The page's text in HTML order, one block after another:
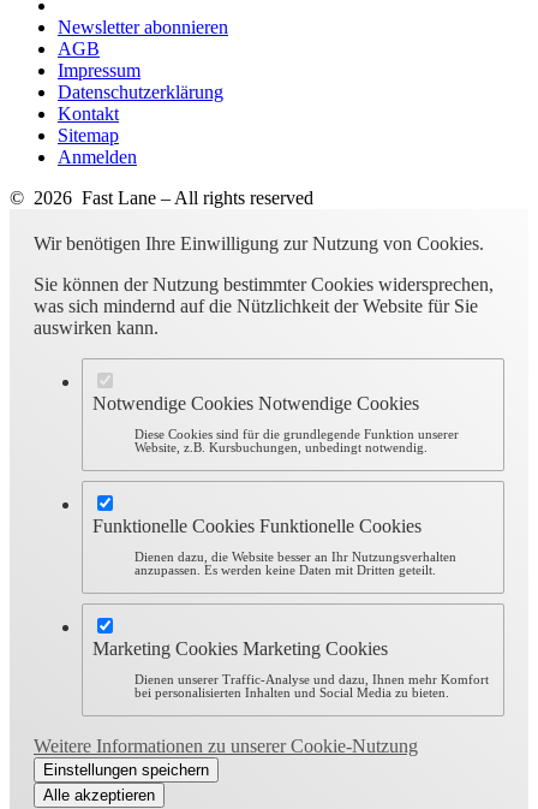
Newsletter abonnieren
AGB
Impressum
Datenschutzerklärung
Kontakt
Sitemap
Anmelden
© 2026 Fast Lane – All rights reserved
Wir benötigen Ihre Einwilligung zur Nutzung von Cookies.
Sie können der Nutzung bestimmter Cookies widersprechen,
was sich mindernd auf die Nützlichkeit der Website für Sie
auswirken kann.
Notwendige Cookies Notwendige Cookies
Diese Cookies sind für die grundlegende Funktion unserer
Website, z.B. Kursbuchungen, unbedingt notwendig.
Funktionelle Cookies Funktionelle Cookies
Dienen dazu, die Website besser an Ihr Nutzungsverhalten
anzupassen. Es werden keine Daten mit Dritten geteilt.
Marketing Cookies Marketing Cookies
Dienen unserer Traffic-Analyse und dazu, Ihnen mehr Komfort
bei personalisierten Inhalten und Social Media zu bieten.
Weitere Informationen zu unserer Cookie-Nutzung